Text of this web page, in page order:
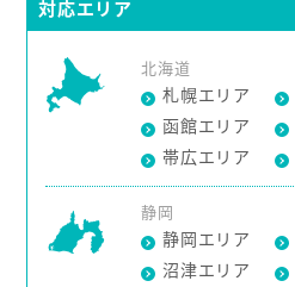
対応エリア
北海道
札幌エリア
函館エリア
帯広エリア
静岡
静岡エリア
沼津エリア